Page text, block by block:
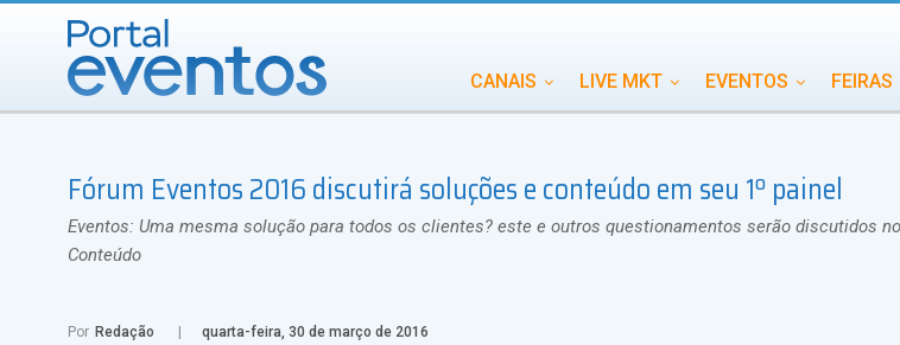
CANAIS LIVE MKT EVENTOS FEIRAS
INCENTIVOS INTERNACIONAL MEMORIAL DE EVENTOS
Fórum Eventos 2016 discutirá soluções e conteúdo em seu 1º painel
Eventos: Uma mesma solução para todos os clientes? este e outros questionamentos serão discutidos
Conteúdo
Por Redação quarta-feira, 30 de março de 2016